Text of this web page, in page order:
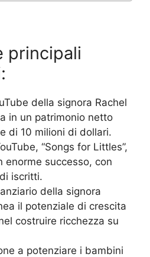
principali
della signora Rachel
in un patrimonio netto
di 10 milioni di dollari.
“Songs for Littles”,
enorme successo, con
iscritti.
della signora
il potenziale di crescita
costruire ricchezza su
a potenziare i bambini